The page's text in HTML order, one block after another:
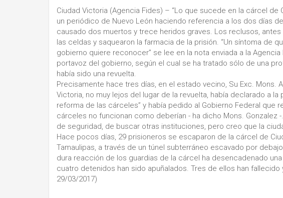
Ciudad Victoria (Agencia Fides) – “Lo que sucede en la cárcel
un periódico de Nuevo León haciendo referencia a los dos días
causado dos muertos y trece heridos graves. Los reclusos,
las celdas y saquearon la farmacia de la prisión. “Un síntoma de
gobierno quiere reconocer” se lee en la nota enviada a la
portavoz del gobierno, según el cual se ha tratado sólo de una
había sido una revuelta.
Precisamente hace tres días, en el estado vecino, Su Exc. Mons.
Victoria, no muy lejos del lugar de la revuelta, había declarado a
reforma de las cárceles” y había pedido al Gobierno Federal que
cárceles no funcionan como deberían - ha dicho Mons. Gonzalez
de seguridad, de buscar otras instituciones, pero creo que la
Hace pocos días, 29 prisioneros se escaparon de la cárcel de
Tamaulipas, a través de un túnel subterráneo escavado por
dura reacción de los guardias de la cárcel ha desencadenado
cuatro detenidos han sido apuñalados. Tres de ellos han fallecido
29/03/2017)